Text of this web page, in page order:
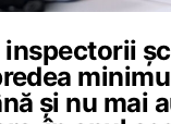
inspectorii
și nu mai